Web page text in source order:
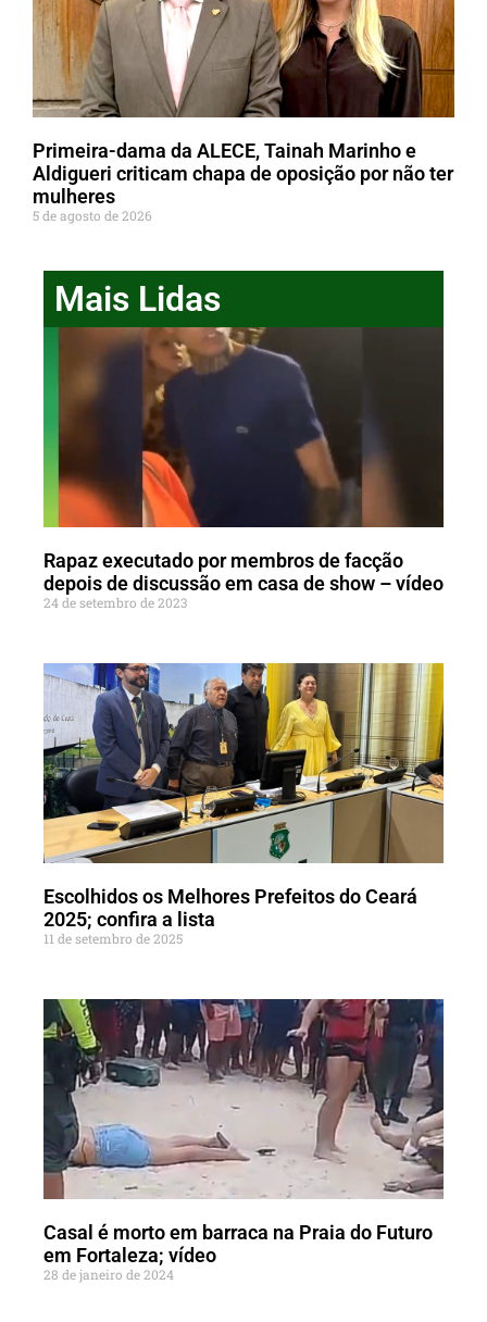
Primeira-dama da ALECE, Tainah Marinho e
Aldigueri criticam chapa de oposição por não ter
mulheres
5 de agosto de 2026
Mais Lidas
Rapaz executado por membros de facção
depois de discussão em casa de show – vídeo
24 de setembro de 2023
Escolhidos os Melhores Prefeitos do Ceará
2025; confira a lista
11 de setembro de 2025
Casal é morto em barraca na Praia do Futuro
em Fortaleza; vídeo
28 de janeiro de 2024